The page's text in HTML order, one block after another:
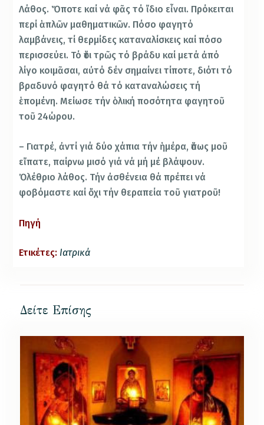
Λάθος. Ὅποτε καί νά φᾶς τό ἴδιο εἶναι. Πρόκειται
περί ἁπλῶν μαθηματικῶν. Πόσο φαγητό
λαμβάνεις, τί θερμίδες καταναλίσκεις καί πόσο
περισσεύει. Τό ὅτι τρῶς τό βράδυ καί μετά ἀπό
λίγο κοιμᾶσαι, αὐτό δέν σημαίνει τίποτε, διότι τό
βραδυνό φαγητό θά τό καταναλώσεις τή
ἑπομένη. Μείωσε τήν ὁλική ποσότητα φαγητοῦ
τοῦ 24ώρου.
– Γιατρέ, ἀντί γιά δύο χάπια τήν ἡμέρα, ὅπως μοῦ
εἴπατε, παίρνω μισό γιά νά μή μέ βλάψουν.
Ὀλέθριο λάθος. Τήν ἀσθένεια θά πρέπει νά
φοβόμαστε καί ὄχι τήν θεραπεία τοῦ γιατροῦ!
Πηγή
Ετικέτες: Ιατρικά
Δείτε Επίσης